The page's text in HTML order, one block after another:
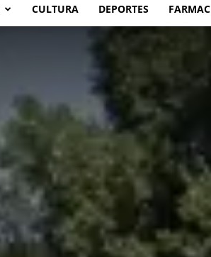
CULTURA DEPORTES